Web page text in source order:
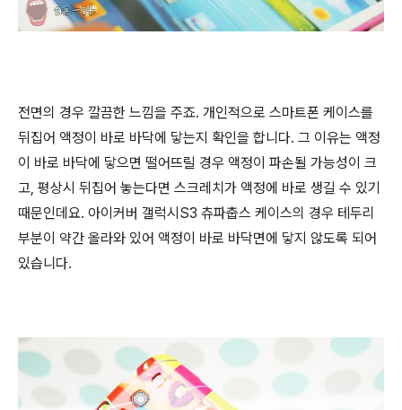
전면의 경우 깔끔한 느낌을 주죠. 개인적으로 스마트폰 케이스를
뒤집어 액정이 바로 바닥에 닿는지 확인을 합니다. 그 이유는 액정
이 바로 바닥에 닿으면 떨어뜨릴 경우 액정이 파손될 가능성이 크
고, 평상시 뒤집어 놓는다면 스크레치가 액정에 바로 생길 수 있기
때문인데요. 아이커버 갤럭시S3 츄파춥스 케이스의 경우 테두리
부분이 약간 올라와 있어 액정이 바로 바닥면에 닿지 않도록 되어
있습니다.